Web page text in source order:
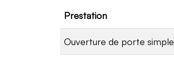
Prestation
Ouverture de porte simple